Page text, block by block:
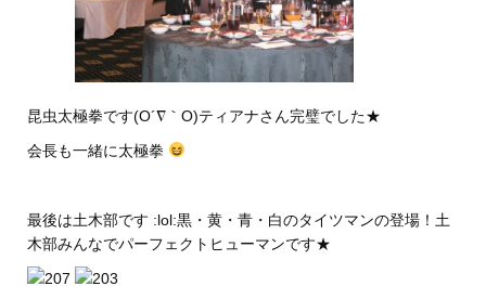
昆虫太極拳です(Ο´∇｀Ο)ティアナさん完璧でした★
会長も一緒に太極拳
最後は土木部です :lol:黒・黄・青・白のタイツマンの登場！土
木部みんなでパーフェクトヒューマンです★